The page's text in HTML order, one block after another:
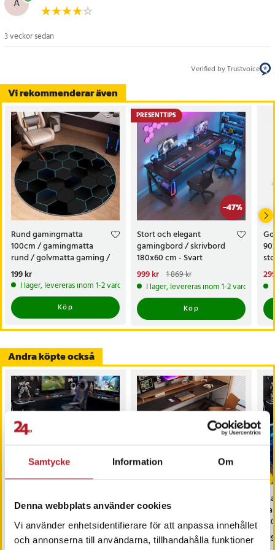
Samtycke Information Om
Denna webbplats använder cookies
Vi använder enhetsidentifierare för att anpassa innehållet
och annonserna till användarna, tillhandahålla funktioner
- Material: Polyester
- Funktion: Golvskydd och komfort
Artikelnummer:129429
Vi rekommenderar även
Rund gamingmatta
100cm / gamingmatta
rund / golvmatta gaming /
stolsmatta
Pris:199 kr
199 kr
I lager, levereras inom 1-2 vardagar
Köp
-47%
PRESENTTIPS
Stort och elegant
gamingbord / skrivbord
180x60 cm - Svart
Nuvarande pris
999 krTidigare pris:1 869 kr
999 kr 1 869 kr
I lager, levereras inom 1-2 vardagar
Köp
A
3 veckor sedan
Verified by Trustvoice
Andra köpte också
Matta för
gamingrummet
120x160cm - Handkontroll -
Röd / gamingmatta /
golvmatta gaming
Pris: 319 kr
319 kr
Matta för
gamingrummet
120x160cm - Svart/Röd /
gamingmatta / golvmatta
gaming / stolsmatta
Pris :379 kr
379 kr